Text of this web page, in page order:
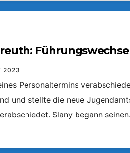
2023
Personaltermins
und stellte die neue
Slany begann